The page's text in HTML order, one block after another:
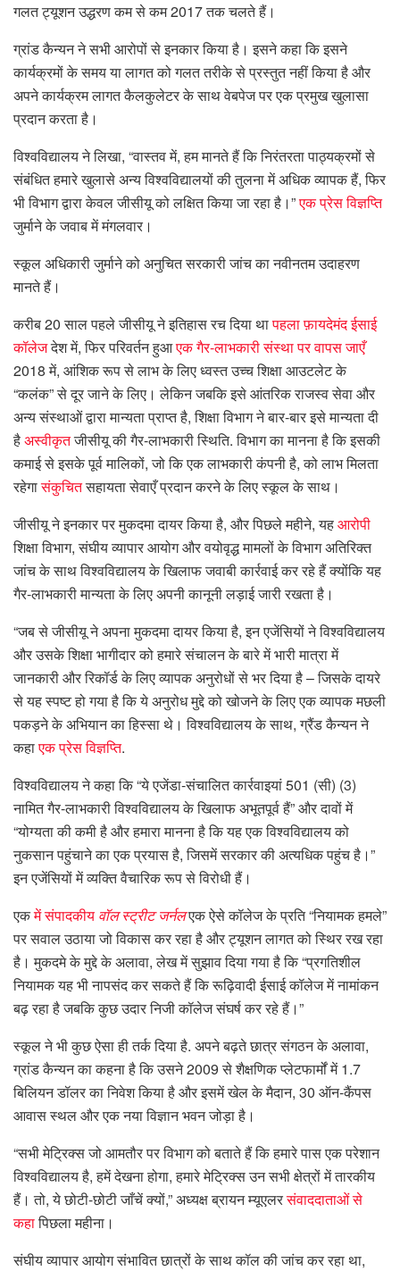
गलत ट्यूशन उद्धरण कम से कम 2017 तक चलते हैं।
ग्रांड कैन्यन ने सभी आरोपों से इनकार किया है। इसने कहा कि इसने
कार्यक्रमों के समय या लागत को गलत तरीके से प्रस्तुत नहीं किया है और
अपने कार्यक्रम लागत कैलकुलेटर के साथ वेबपेज पर एक प्रमुख खुलासा
प्रदान करता है।
विश्वविद्यालय ने लिखा, “वास्तव में, हम मानते हैं कि निरंतरता पाठ्यक्रमों से
संबंधित हमारे खुलासे अन्य विश्वविद्यालयों की तुलना में अधिक व्यापक हैं, फिर
भी विभाग द्वारा केवल जीसीयू को लक्षित किया जा रहा है।”एक प्रेस विज्ञप्ति
जुर्माने के जवाब में मंगलवार।
स्कूल अधिकारी जुर्माने को अनुचित सरकारी जांच का नवीनतम उदाहरण
मानते हैं।
करीब 20 साल पहले जीसीयू ने इतिहास रच दिया थापहला फ़ायदेमंद ईसाई
कॉलेजदेश में, फिर परिवर्तन हुआएक गैर-लाभकारी संस्था पर वापस जाएँ
2018 में, आंशिक रूप से लाभ के लिए ध्वस्त उच्च शिक्षा आउटलेट के
“कलंक” से दूर जाने के लिए। लेकिन जबकि इसे आंतरिक राजस्व सेवा और
अन्य संस्थाओं द्वारा मान्यता प्राप्त है, शिक्षा विभाग ने बार-बार इसे मान्यता दी
हैअस्वीकृतजीसीयू की गैर-लाभकारी स्थिति. विभाग का मानना ​​है कि इसकी
कमाई से इसके पूर्व मालिकों, जो कि एक लाभकारी कंपनी है, को लाभ मिलता
रहेगासंकुचितसहायता सेवाएँ प्रदान करने के लिए स्कूल के साथ।
जीसीयू ने इनकार पर मुकदमा दायर किया है, और पिछले महीने, यहआरोपी
शिक्षा विभाग, संघीय व्यापार आयोग और वयोवृद्ध मामलों के विभाग अतिरिक्त
जांच के साथ विश्वविद्यालय के खिलाफ जवाबी कार्रवाई कर रहे हैं क्योंकि यह
गैर-लाभकारी मान्यता के लिए अपनी कानूनी लड़ाई जारी रखता है।
“जब से जीसीयू ने अपना मुकदमा दायर किया है, इन एजेंसियों ने विश्वविद्यालय
और उसके शिक्षा भागीदार को हमारे संचालन के बारे में भारी मात्रा में
जानकारी और रिकॉर्ड के लिए व्यापक अनुरोधों से भर दिया है – जिसके दायरे
से यह स्पष्ट हो गया है कि ये अनुरोध मुद्दे को खोजने के लिए एक व्यापक मछली
पकड़ने के अभियान का हिस्सा थे। विश्वविद्यालय के साथ, ग्रैंड कैन्यन ने
कहाएक प्रेस विज्ञप्ति.
विश्वविद्यालय ने कहा कि “ये एजेंडा-संचालित कार्रवाइयां 501 (सी) (3)
नामित गैर-लाभकारी विश्वविद्यालय के खिलाफ अभूतपूर्व हैं” और दावों में
“योग्यता की कमी है और हमारा मानना ​​​​है कि यह एक विश्वविद्यालय को
नुकसान पहुंचाने का एक प्रयास है, जिसमें सरकार की अत्यधिक पहुंच है।”
इन एजेंसियों में व्यक्ति वैचारिक रूप से विरोधी हैं।
एकमें संपादकीय वॉल स्ट्रीट जर्नलएक ऐसे कॉलेज के प्रति “नियामक हमले”
पर सवाल उठाया जो विकास कर रहा है और ट्यूशन लागत को स्थिर रख रहा
है। मुकदमे के मुद्दे के अलावा, लेख में सुझाव दिया गया है कि “प्रगतिशील
नियामक यह भी नापसंद कर सकते हैं कि रूढ़िवादी ईसाई कॉलेज में नामांकन
बढ़ रहा है जबकि कुछ उदार निजी कॉलेज संघर्ष कर रहे हैं।”
स्कूल ने भी कुछ ऐसा ही तर्क दिया है. अपने बढ़ते छात्र संगठन के अलावा,
ग्रांड कैन्यन का कहना है कि उसने 2009 से शैक्षणिक प्लेटफार्मों में 1.7
बिलियन डॉलर का निवेश किया है और इसमें खेल के मैदान, 30 ऑन-कैंपस
आवास स्थल और एक नया विज्ञान भवन जोड़ा है।
“सभी मेट्रिक्स जो आमतौर पर विभाग को बताते हैं कि हमारे पास एक परेशान
विश्वविद्यालय है, हमें देखना होगा, हमारे मेट्रिक्स उन सभी क्षेत्रों में तारकीय
हैं। तो, ये छोटी-छोटी जाँचें क्यों,” अध्यक्ष ब्रायन म्यूएलरसंवाददाताओं से
कहापिछला महीना।
संघीय व्यापार आयोग संभावित छात्रों के साथ कॉल की जांच कर रहा था,